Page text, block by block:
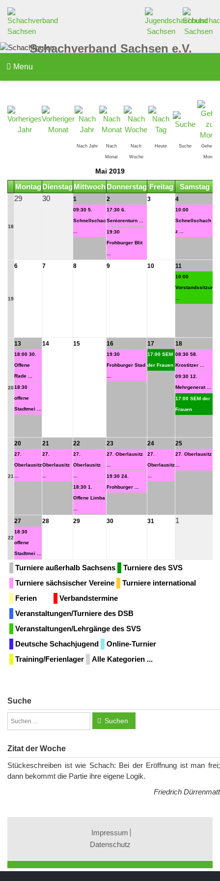
Schachverband Sachsen e.V.
Menu
Nach Jahr Nach
Monat
Nach
Woche
Heute Suche Gehe zu
Monat
Mai 2019
MontagDienstagMittwochDonnerstag Freitag Samstag
18
29 30 1
09:30 5.
Schnellschac
2
17:30 6.
Seniorenturn ...
19:30
Frohburger Blit
3 4
10:00
Schnellschach
z ...
19
6 7 8 9 10 11
10:00
Vorstandssitzun
20
13
18:00 30.
Offene
Rade ...
18:30
offene
Stadtmei ...
14 15 16
19:30
Frohburger Stad
17
17:00 SEM
der Frauen
18
08:30 58.
Krostitzer ...
09:30 12.
Mehrgenerat ...
17:00 SEM der
Frauen
21
20
27.
Oberlausitz
21
27.
Oberlausitz
22
27.
Oberlausitz
18:30 1.
Offene Limba
23
27. Oberlausitz
19:30 24.
Frohburger ...
24
27.
Oberlausitz
25
27. Oberlausitz
22
27
18:30
offene
Stadtmei ...
28 29 30 31 1
Turniere außerhalb Sachsens
Turniere des SVS
Turniere sächsischer Vereine
Turniere international
Ferien
Verbandstermine
Veranstaltungen/Turniere des DSB
Veranstaltungen/Lehrgänge des SVS
Deutsche Schachjugend
Online-Turnier
Training/Ferienlager
Alle Kategorien ...
Suche
Suchen
Zitat der Woche
Stückeschreiben ist wie Schach: Bei der Eröffnung ist man frei;
dann bekommt die Partie ihre eigene Logik.
Friedrich Dürrenmatt
Impressum
Datenschutz